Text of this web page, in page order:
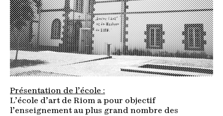
Présentation de l’école :
L’école d’art de Riom a pour objectif
l’enseignement au plus grand nombre des